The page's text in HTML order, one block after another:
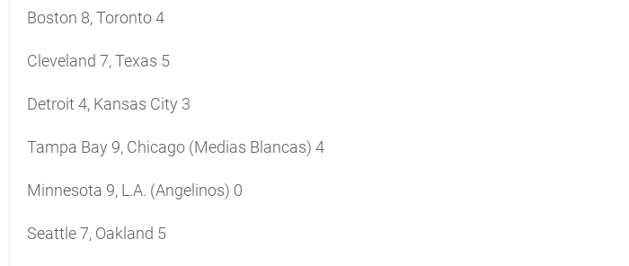
Boston 8, Toronto 4
Cleveland 7, Texas 5
Detroit 4, Kansas City 3
Tampa Bay 9, Chicago (Medias Blancas) 4
Minnesota 9, L.A. (Angelinos) 0
Seattle 7, Oakland 5